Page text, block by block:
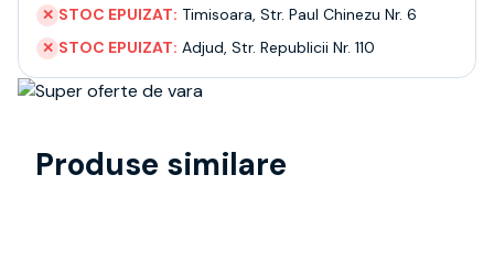
✕ STOC EPUIZAT: Timisoara, Str. Paul Chinezu Nr. 6
✕ STOC EPUIZAT: Adjud, Str. Republicii Nr. 110
Produse similare